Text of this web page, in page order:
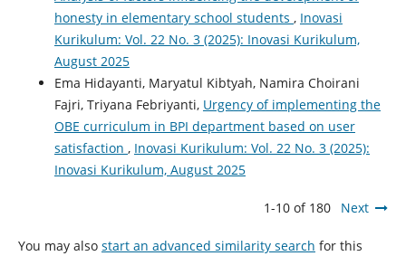
honesty in elementary school students , Inovasi
Kurikulum: Vol. 22 No. 3 (2025): Inovasi Kurikulum,
August 2025
Ema Hidayanti, Maryatul Kibtyah, Namira Choirani
Fajri, Triyana Febriyanti, Urgency of implementing the
OBE curriculum in BPI department based on user
satisfaction , Inovasi Kurikulum: Vol. 22 No. 3 (2025):
Inovasi Kurikulum, August 2025
1-10 of 180 Next
You may also start an advanced similarity search for this